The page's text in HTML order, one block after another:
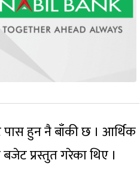
हुन नै बाँकी छ । आर्थिक
प्रस्तुत गरेका थिए ।